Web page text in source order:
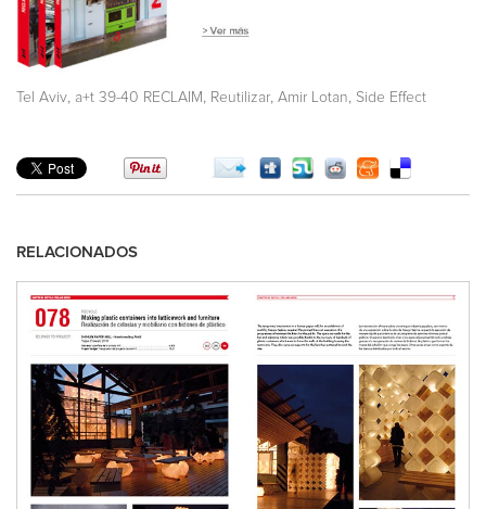
Tel Aviv a+t 39-40 RECLAIM Reutilizar Amir Lotan Side Effect
RELACIONADOS